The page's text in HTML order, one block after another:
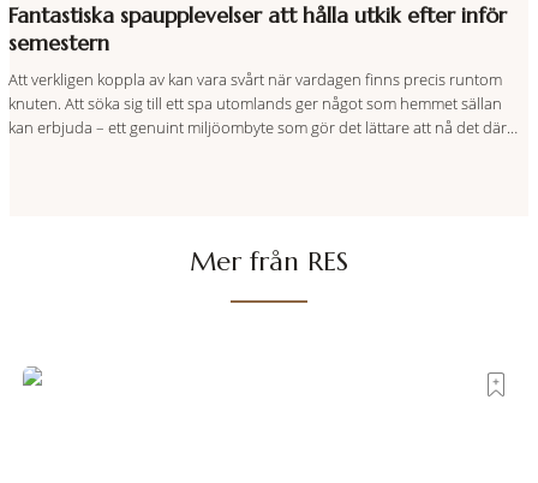
Fantastiska spaupplevelser att hålla utkik efter inför
semestern
Att verkligen koppla av kan vara svårt när vardagen finns precis runtom
knuten. Att söka sig till ett spa utomlands ger något som hemmet sällan
kan erbjuda – ett genuint miljöombyte som gör det lättare att nå det där
Mer från RES